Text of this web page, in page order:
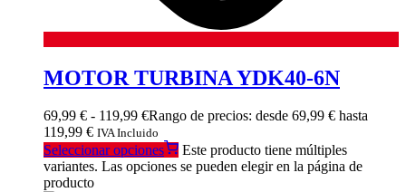
MOTOR TURBINA YDK40-6N
69,99 € - 119,99 €Rango de precios: desde 69,99 € hasta
119,99 € IVA Incluido
Seleccionar opciones
Este producto tiene múltiples
variantes. Las opciones se pueden elegir en la página de
producto